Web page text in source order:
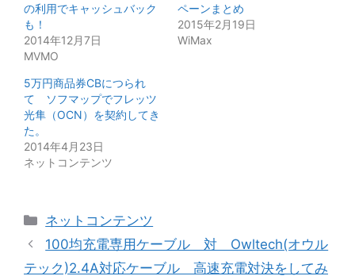
の利用でキャッシュバック
も！
2014年12月7日
MVMO
ペーンまとめ
2015年2月19日
WiMax
5万円商品券CBにつられ
て ソフマップでフレッツ
光隼（OCN）を契約してき
た。
2014年4月23日
ネットコンテンツ
カ
テ
ネットコンテンツ
100均充電専用ケーブル 対 Owltech(オウル
テック)2.4A対応ケーブル 高速充電対決をしてみ